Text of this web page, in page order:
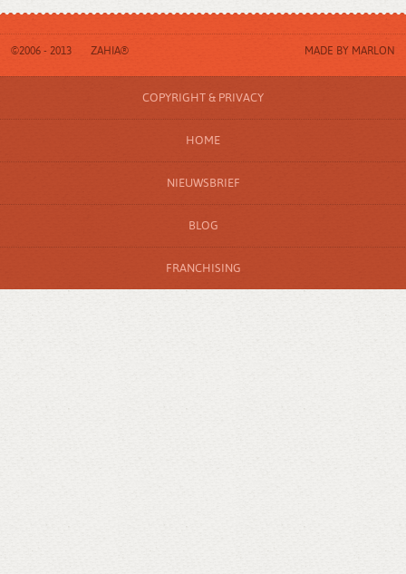
©2006 - 2013 ZAHIA® MADE BY MARLON
COPYRIGHT & PRIVACY
HOME
NIEUWSBRIEF
BLOG
FRANCHISING